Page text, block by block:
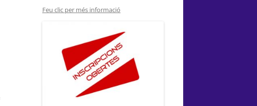
Feu clic per més informació